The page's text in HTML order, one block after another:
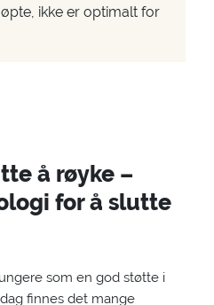
ikke er optimalt for
å røyke –
for å slutte
som en god støtte i
finnes det mange